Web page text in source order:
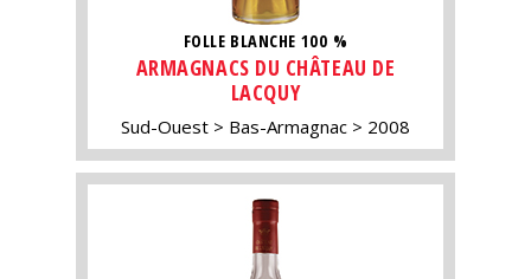
FOLLE BLANCHE 100 %
ARMAGNACS DU CHÂTEAU DE
LACQUY
Sud-Ouest Bas-Armagnac 2008